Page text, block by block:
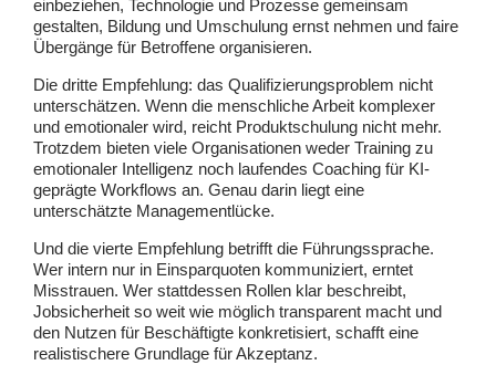
einbeziehen, Technologie und Prozesse gemeinsam
gestalten, Bildung und Umschulung ernst nehmen und faire
Übergänge für Betroffene organisieren.
Die dritte Empfehlung: das Qualifizierungsproblem nicht
unterschätzen. Wenn die menschliche Arbeit komplexer
und emotionaler wird, reicht Produktschulung nicht mehr.
Trotzdem bieten viele Organisationen weder Training zu
emotionaler Intelligenz noch laufendes Coaching für KI-
geprägte Workflows an. Genau darin liegt eine
unterschätzte Managementlücke.
Und die vierte Empfehlung betrifft die Führungssprache.
Wer intern nur in Einsparquoten kommuniziert, erntet
Misstrauen. Wer stattdessen Rollen klar beschreibt,
Jobsicherheit so weit wie möglich transparent macht und
den Nutzen für Beschäftigte konkretisiert, schafft eine
realistischere Grundlage für Akzeptanz.